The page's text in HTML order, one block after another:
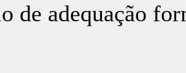
de adequação